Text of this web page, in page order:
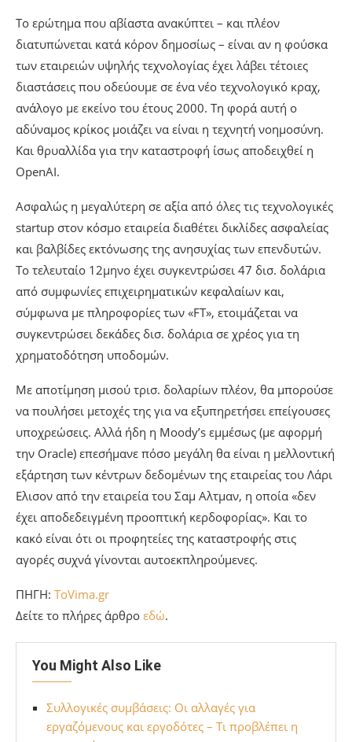
Το ερώτημα που αβίαστα ανακύπτει – και πλέον
διατυπώνεται κατά κόρον δημοσίως – είναι αν η φούσκα
των εταιρειών υψηλής τεχνολογίας έχει λάβει τέτοιες
διαστάσεις που οδεύουμε σε ένα νέο τεχνολογικό κραχ,
ανάλογο με εκείνο του έτους 2000. Τη φορά αυτή ο
αδύναμος κρίκος μοιάζει να είναι η τεχνητή νοημοσύνη.
Και θρυαλλίδα για την καταστροφή ίσως αποδειχθεί η
OpenAI.
Ασφαλώς η μεγαλύτερη σε αξία από όλες τις τεχνολογικές
startup στον κόσμο εταιρεία διαθέτει δικλίδες ασφαλείας
και βαλβίδες εκτόνωσης της ανησυχίας των επενδυτών.
Το τελευταίο 12μηνο έχει συγκεντρώσει 47 δισ. δολάρια
από συμφωνίες επιχειρηματικών κεφαλαίων και,
σύμφωνα με πληροφορίες των «FT», ετοιμάζεται να
συγκεντρώσει δεκάδες δισ. δολάρια σε χρέος για τη
χρηματοδότηση υποδομών.
Με αποτίμηση μισού τρισ. δολαρίων πλέον, θα μπορούσε
να πουλήσει μετοχές της για να εξυπηρετήσει επείγουσες
υποχρεώσεις. Αλλά ήδη η Moody’s εμμέσως (με αφορμή
την Oracle) επεσήμανε πόσο μεγάλη θα είναι η μελλοντική
εξάρτηση των κέντρων δεδομένων της εταιρείας του Λάρι
Ελισον από την εταιρεία του Σαμ Αλτμαν, η οποία «δεν
έχει αποδεδειγμένη προοπτική κερδοφορίας». Και το
κακό είναι ότι οι προφητείες της καταστροφής στις
αγορές συχνά γίνονται αυτοεκπληρούμενες.
ΠΗΓΗ: ToVima.gr
Δείτε το πλήρες άρθρο εδώ.
You Might Also Like
Συλλογικές συμβάσεις: Οι αλλαγές για
εργαζόμενους και εργοδότες – Τι προβλέπει η